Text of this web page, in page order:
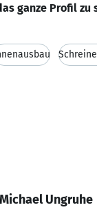
ganze Profil zu
Ungruhe